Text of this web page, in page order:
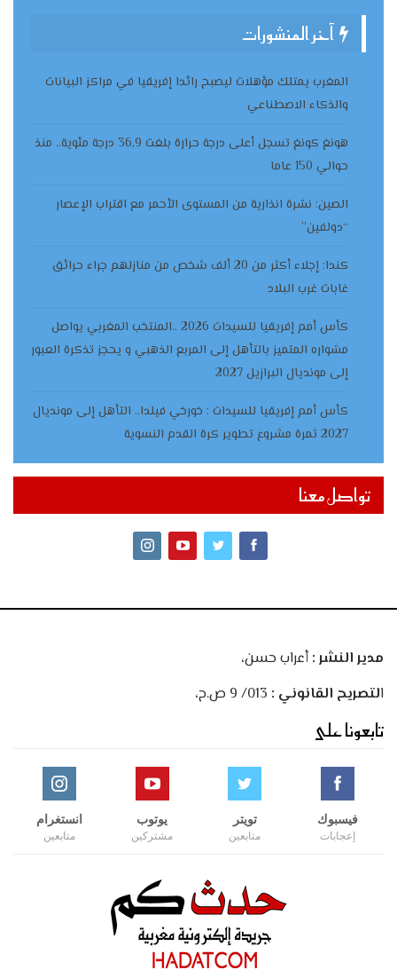
آخر المنشورات
المغرب يمتلك مؤهلات ليصبح رائدا إفريقيا في مراكز البيانات
والذكاء الاصطناعي
هونغ كونغ تسجل أعلى درجة حرارة بلغت 36,9 درجة مئوية.. منذ
حوالي 150 عاما
الصين: نشرة انذارية من المستوى الأحمر مع اقتراب الإعصار
“دولفين”
كندا: إجلاء أكثر من 20 ألف شخص من منازلهم جراء حرائق
غابات غرب البلاد
كأس أمم إفريقيا للسيدات 2026 ..المنتخب المغربي يواصل
مشواره المتميز بالتأهل إلى المربع الذهبي و يحجز تذكرة العبور
إلى مونديال البرازيل 2027
كأس أمم إفريقيا للسيدات : خورخي فيلدا.. التأهل إلى مونديال
2027 ثمرة مشروع تطوير كرة القدم النسوية
تواصل معنا
مدير النشر :أعراب حسن،
التصريح القانوني :
تابعونا على
فيسبوك
إعجابات
تويتر
متابعين
يوتوب
مشتركين
انستغرام
متابعين